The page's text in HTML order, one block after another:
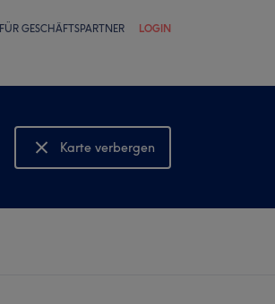
FÜR GESCHÄFTSPARTNER LOGIN
Karte verbergen
Karte anzeigen